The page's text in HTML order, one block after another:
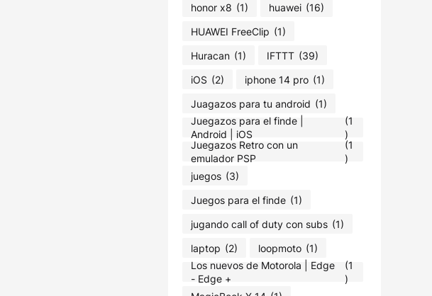
honor x8 (1) huawei (16)
HUAWEI FreeClip (1)
Huracan (1) IFTTT (39)
iOS (2) iphone 14 pro (1)
Juagazos para tu android (1)
Juegazos para el finde |
Android | iOS
(1
)
Juegazos Retro con un
emulador PSP
(1
)
juegos (3)
Juegos para el finde (1)
jugando call of duty con subs (1)
laptop (2) loopmoto (1)
Los nuevos de Motorola | Edge
- Edge +
(1
)